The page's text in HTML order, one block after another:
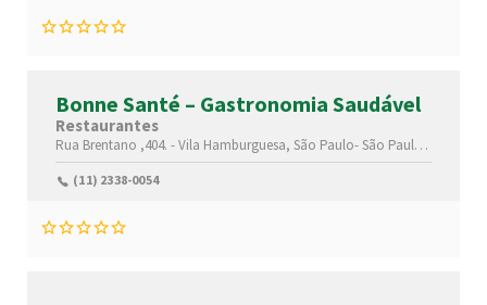
Bonne Santé – Gastronomia Saudável
Restaurantes
Rua Brentano ,404. -Vila Hamburguesa, São Paulo-São Paulo(SP)
(11) 2338-0054